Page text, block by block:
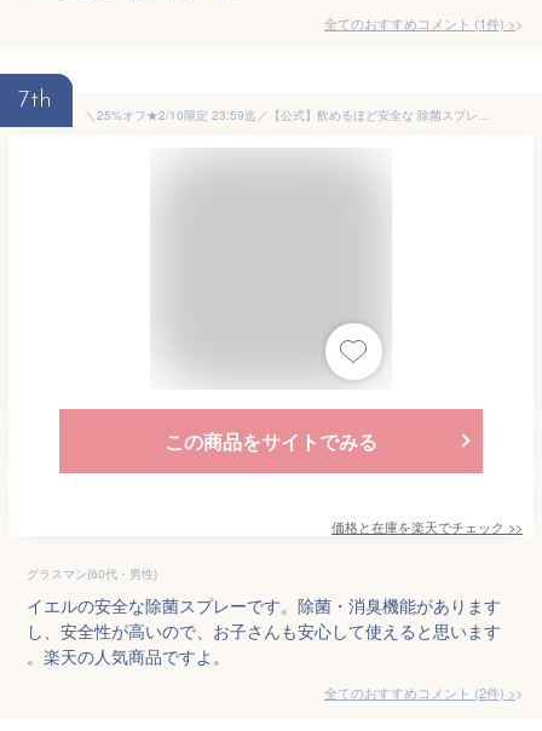
全てのおすすめコメント (1件) >
7th
＼25%オフ★2/10限定 23:59迄／【公式】飲めるほど安全な 除菌スプレー IELU (イエル) 300ml 喉 鼻水 風邪 予防に ウイルス 除菌 消臭 消毒 スプレー 無香料 ノンアルコール 赤ちゃん ベビー 子ども 手 ペット にも安心
この商品をサイトでみる
価格と在庫を楽天でチェック >>
グラスマン(60代・男性)
イエルの安全な除菌スプレーです。除菌・消臭機能があります
し、安全性が高いので、お子さんも安心して使えると思います
。楽天の人気商品ですよ。
全てのおすすめコメント (2件) >